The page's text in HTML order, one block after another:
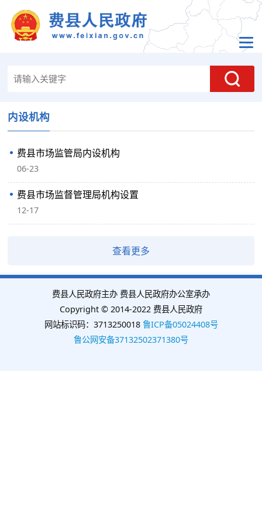
内设机构
费县市场监管局内设机构
06-23
费县市场监督管理局机构设置
12-17
查看更多
费县人民政府主办 费县人民政府办公室承办
Copyright © 2014-2022 费县人民政府
网站标识码：3713250018 鲁ICP备05024408号
鲁公网安备37132502371380号